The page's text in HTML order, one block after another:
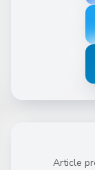
Article